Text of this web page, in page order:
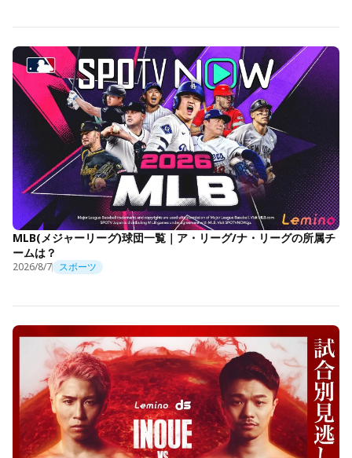
MLB(メジャーリーグ)球団一覧｜ア・リーグ/ナ・リーグの所属チ
ームは？
2026/8/7 スポーツ